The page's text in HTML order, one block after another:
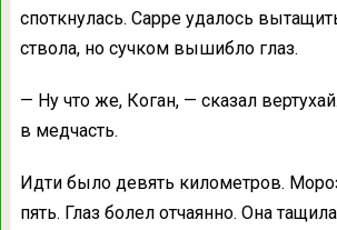
споткнулась. Сарре удалось
ствола, но сучком вышибло глаз.
— Ну что же, Коган, — сказал
в медчасть.
Идти было девять километров.
пять. Глаз болел отчаянно. Она